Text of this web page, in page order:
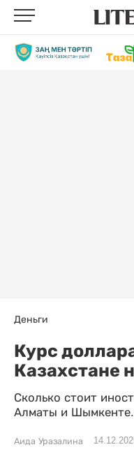
Деньги
Курс
Казахстане
Сколько стоит
Алматы и Шымкенте.
Аида Уразалина